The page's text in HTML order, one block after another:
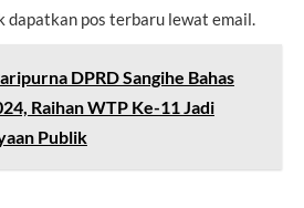
dapatkan pos terbaru lewat email.
DPRD Sangihe Bahas
Raihan WTP Ke-11 Jadi
Publik